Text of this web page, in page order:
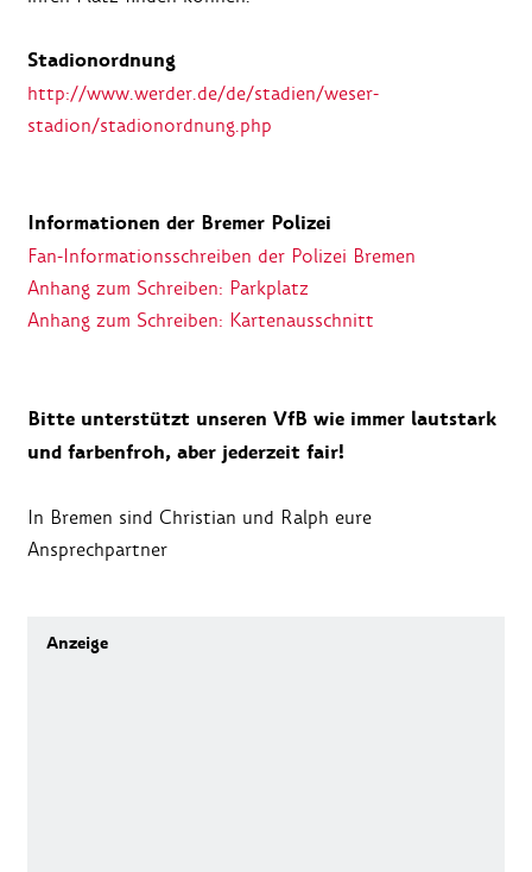
Stadionordnung
http://www.werder.de/de/stadien/weser-
stadion/stadionordnung.php
Informationen der Bremer Polizei
Fan-Informationsschreiben der Polizei Bremen
Anhang zum Schreiben: Parkplatz
Anhang zum Schreiben: Kartenausschnitt
Bitte unterstützt unseren VfB wie immer lautstark
und farbenfroh, aber jederzeit fair!
In Bremen sind Christian und Ralph eure
Ansprechpartner